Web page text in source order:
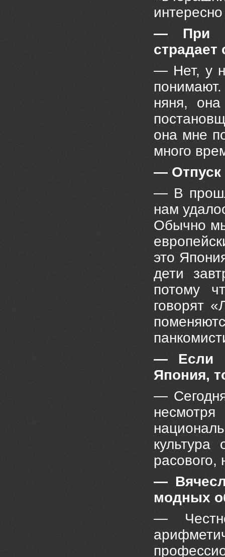
— При
страдает
— Нет, у
няня,
она мне
много
— Отпуск
— В
нам
Обычно
это
дети
потому
говорят
— Если
Япония,
—
расового,
—
модных
—